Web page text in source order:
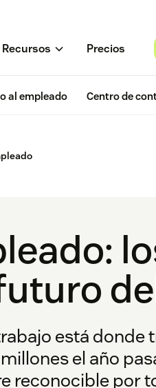
Recursos Precios
al empleado Centro de
está donde
el año
reconocible por